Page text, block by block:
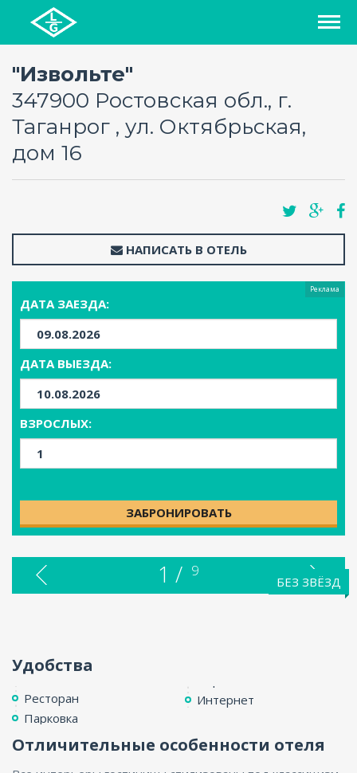
РЕГИОНЫ
FAQ
КАРТА
"Извольте"
347900 Ростовская обл., г.
Таганрог , ул. Октябрьская,
дом 16
НАПИСАТЬ В ОТЕЛЬ
Реклама
ДАТА ЗАЕЗДА:
ДАТА ВЫЕЗДА:
ВЗРОСЛЫХ:
ЗАБРОНИРОВАТЬ
БЕЗ ЗВЁЗД
1 / 9
Удобства
Ресторан
Парковка
Интернет
Отличительные особенности отеля